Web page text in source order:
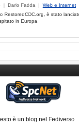
è un blog nel Fediverso
| Dario Fadda | Web e Internet
RestoredCDC.org, è stato
in Europa